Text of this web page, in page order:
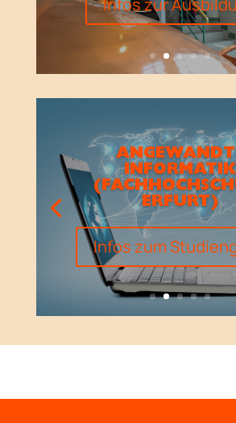
Infos zur
INFORMATIK
ERFURT)
Infos zum